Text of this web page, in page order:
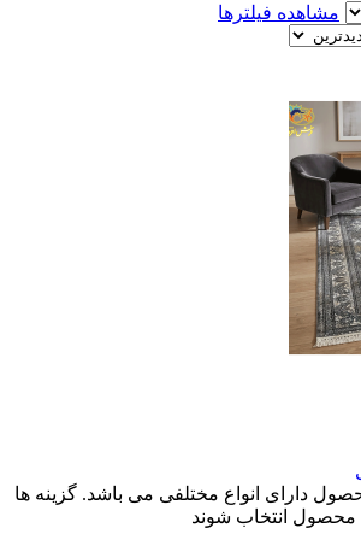
مشاهده فیلترها
دارای انواع مختلفی می باشد. گزینه ها
انتخاب شوند